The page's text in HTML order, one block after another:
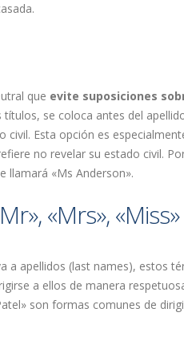
que evite suposiciones
títulos, se coloca antes del
civil. Esta opción es
no revelar su estado civil.
llamará «Ms Anderson».
«Mrs»,
a apellidos (last names), estos
a ellos de manera
son formas comunes de